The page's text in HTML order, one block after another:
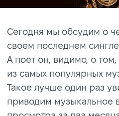
Сегодня мы обсудим о
своем последнем
А поет он, видимо, о
из самых популярных
Такое лучше один раз
приводим музыкальное